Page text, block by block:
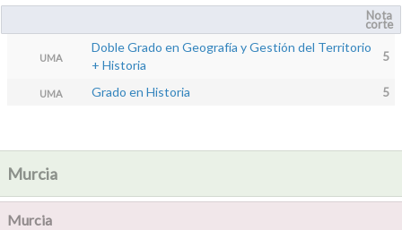
Nota
corte
UMA
Doble Grado en Geografía y Gestión del Territorio
+ Historia
5
UMA Grado en Historia 5
Murcia
Murcia